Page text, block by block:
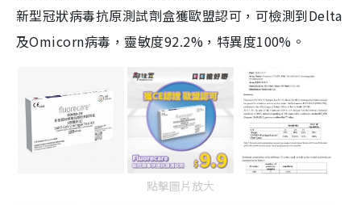
新型冠狀病毒抗原測試劑盒獲歐盟認可，可檢測到Delta
及Omicorn病毒，靈敏度92.2%，特異度100%。
點擊圖片放大